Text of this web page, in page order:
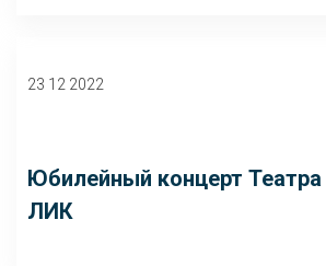
23 12 2022
Юбилейный концерт
ЛИК